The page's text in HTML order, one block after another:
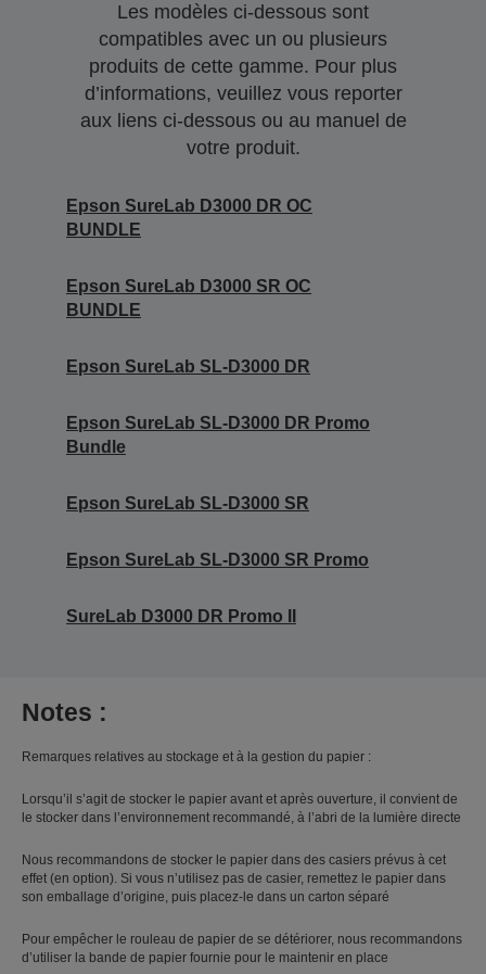
Les modèles ci-dessous sont
compatibles avec un ou plusieurs
produits de cette gamme. Pour plus
d’informations, veuillez vous reporter
aux liens ci-dessous ou au manuel de
votre produit.
Epson SureLab D3000 DR OC
BUNDLE
Epson SureLab D3000 SR OC
BUNDLE
Epson SureLab SL-D3000 DR
Epson SureLab SL-D3000 DR Promo
Bundle
Epson SureLab SL-D3000 SR
Epson SureLab SL-D3000 SR Promo
SureLab D3000 DR Promo II
Notes :
Remarques relatives au stockage et à la gestion du papier :
Lorsqu’il s’agit de stocker le papier avant et après ouverture, il convient de
le stocker dans l’environnement recommandé, à l’abri de la lumière directe
Nous recommandons de stocker le papier dans des casiers prévus à cet
effet (en option). Si vous n’utilisez pas de casier, remettez le papier dans
son emballage d’origine, puis placez-le dans un carton séparé
Pour empêcher le rouleau de papier de se détériorer, nous recommandons
d’utiliser la bande de papier fournie pour le maintenir en place